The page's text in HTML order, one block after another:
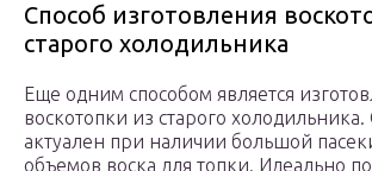
Способ изготовления
старого холодильника
Еще одним способом является
воскотопки из старого
актуален при наличии большой
объемов воска для топки. Идеально